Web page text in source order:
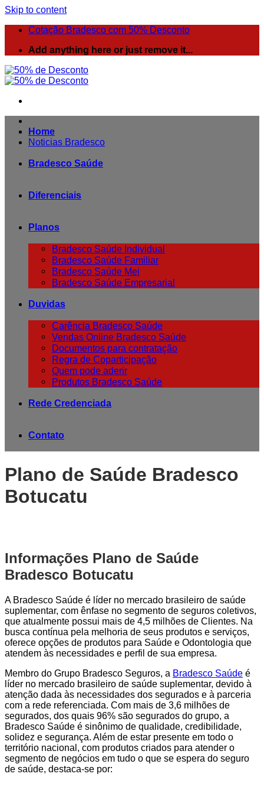
Skip to content
Cotação Bradesco com 50% Desconto
Add anything here or just remove it...
Noticias Bradesco
Home
Bradesco Saúde
Diferenciais
Planos
Bradesco Saúde Individual
Bradesco Saúde Familiar
Bradesco Saúde Mei
Bradesco Saúde Empresarial
Duvidas
Carência Bradesco Saúde
Vendas Online Bradesco Saúde
Documentos para contratação
Regra de Coparticipação
Quem pode aderir
Produtos Bradesco Saúde
Rede Credenciada
Contato
Plano de Saúde Bradesco
Botucatu
Informações Plano de Saúde
Bradesco Botucatu
A Bradesco Saúde é líder no mercado brasileiro de saúde
suplementar, com ênfase no segmento de seguros coletivos,
que atualmente possui mais de 4,5 milhões de Clientes. Na
busca contínua pela melhoria de seus produtos e serviços,
oferece opções de produtos para Saúde e Odontologia que
atendem às necessidades e perfil de sua empresa.
Membro do Grupo Bradesco Seguros, a Bradesco Saúde é
líder no mercado brasileiro de saúde suplementar, devido à
atenção dada às necessidades dos segurados e à parceria
com a rede referenciada. Com mais de 3,6 milhões de
segurados, dos quais 96% são segurados do grupo, a
Bradesco Saúde é sinônimo de qualidade, credibilidade,
solidez e segurança. Além de estar presente em todo o
território nacional, com produtos criados para atender o
segmento de negócios em tudo o que se espera do seguro
de saúde, destaca-se por: